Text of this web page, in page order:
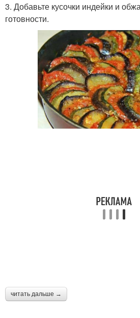
3. Добавьте кусочки индейки и
готовности.
читать дальше →